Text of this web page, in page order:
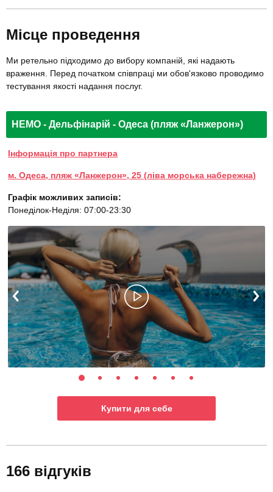
Місце проведення
Ми ретельно підходимо до вибору компаній, які надають
враження. Перед початком співпраці ми обов'язково проводимо
тестування якості надання послуг.
НЕМО - Дельфінарій - Одеса (пляж «Ланжерон»)
Інформація про партнера
м. Одеса, пляж «Ланжерон», 25 (ліва морська набережна)
Графік можливих записів:
Понеділок-Неділя: 07:00-23:30
Купити для себе
166 відгуків